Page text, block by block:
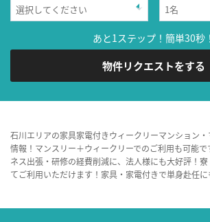
あと1ステップ！簡単30秒！
物件リクエストをする
石川エリアの家具家電付きウィークリーマンション
情報！マンスリー＋ウィークリーでのご利用も可能
ネス出張・研修の経費削減に、法人様にも大好評！
てご利用いただけます！家具・家電付きで単身赴任に